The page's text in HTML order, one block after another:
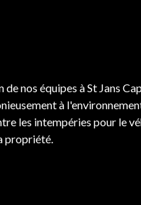
nos équipes à St Jans
à
les intempéries pour le
propriété.